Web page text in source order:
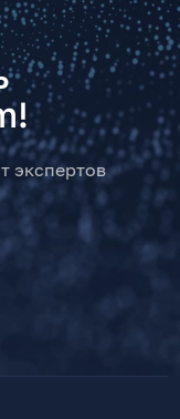
экспертов